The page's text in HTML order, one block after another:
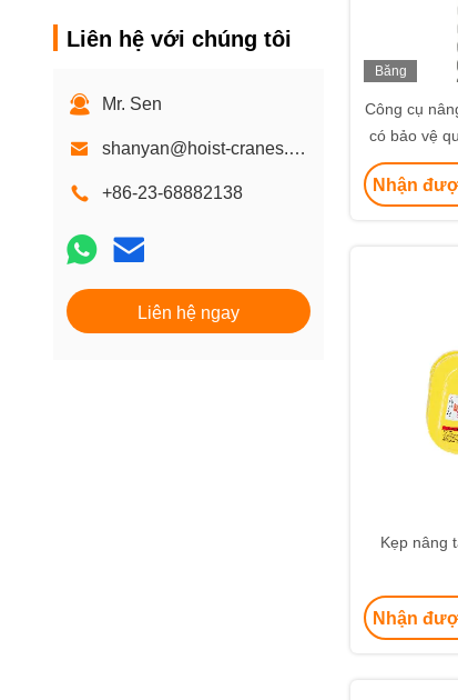
Liên hệ với chúng tôi
Mr. Sen
shanyan@hoist-cranes.com
+86-23-68882138
Liên hệ ngay
Băng
Công cụ
có bảo vệ
mỏ nông
công
Nhận
Kẹp nâng
Nhận